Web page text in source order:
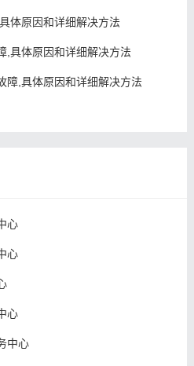
体原因和详细解决方法
,具体原因和详细解决方法
障,具体原因和详细解决方法
心
心
心
中心